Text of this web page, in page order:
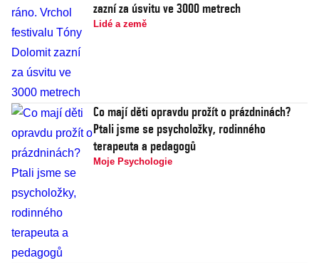
zazní za úsvitu ve 3000 metrech
Lidé a země
Co mají děti opravdu prožít o prázdninách?
Ptali jsme se psycholožky, rodinného
terapeuta a pedagogů
Moje Psychologie